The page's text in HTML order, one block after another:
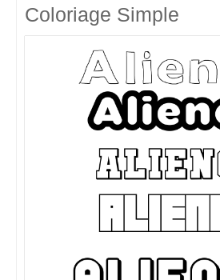
Coloriage Simple